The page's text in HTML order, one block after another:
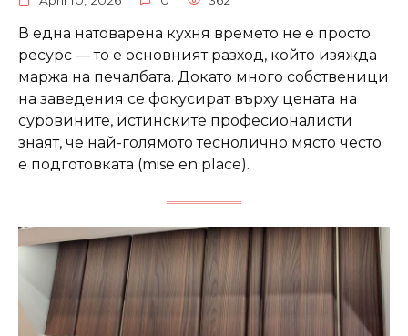
В една натоварена кухня времето не е просто
ресурс — то е основният разход, който изяжда
маржа на печалбата. Докато много собственици
на заведения се фокусират върху цената на
суровините, истинските професионалисти
знаят, че най-голямото теснолично място често
е подготовката (mise en place).